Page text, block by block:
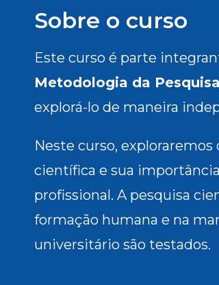
Sobre o curso
Este curso é parte
Metodologia da
explorá-lo de maneira
Neste curso,
científica e sua
profissional. A pesquisa
formação humana e na
universitário são testados.